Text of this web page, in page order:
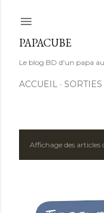
PAPACUBE
Le blog BD d'un papa
ACCUEIL
AAffichage des articles